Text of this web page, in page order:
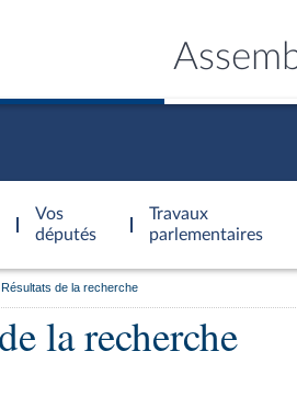
Vos
députés
Travaux
parlementaires
Résultats de la recherche
la recherche